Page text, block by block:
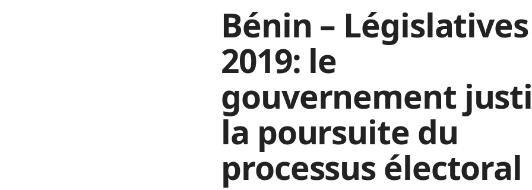
Bénin – Législatives
2019: le
gouvernement
la poursuite du
processus électoral